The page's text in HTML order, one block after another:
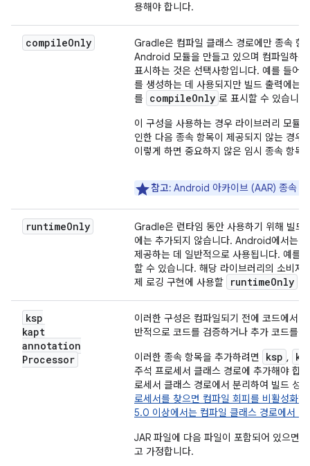
용해야 합니다.
compileOnly
Gradle은 컴파일 클래스 경로에만 종속 항
Android 모듈을 만들고 있으며 컴파일하
표시하는 것은 선택사항입니다. 예를 들어
를 생성하는 데 사용되지만 빌드 출력에는
를 compileOnly 로 표시할 수 있습니다.
이 구성을 사용하는 경우 라이브러리 모듈
인한 다음 종속 항목이 제공되지 않는 경
이렇게 하면 중요하지 않은 임시 종속 항
참고: Android 아카이브 (AAR) 종속
runtimeOnly
Gradle은 런타임 동안 사용하기 위해 빌드
에는 추가되지 않습니다. Android에서는
제공하는 데 일반적으로 사용됩니다. 예를
할 수 있습니다. 해당 라이브러리의 소비자
제 로깅 구현에 사용할
runtimeOnly
ksp
kapt
annotation
Processor
이러한 구성은 컴파일되기 전에 코드에서
반적으로 코드를 검증하거나 추가 코드를
이러한 종속 항목을 추가하려면
ksp ,
주석 프로세서 클래스 경로에 추가해야 합
로세서 클래스 경로에서 분리하여 빌드 성
로세서를 찾으면 컴파일 회피를 비활성화
5.0 이상에서는 컴파일 클래스 경로에서
JAR 파일에 다음 파일이 포함되어 있으면
고 가정합니다.